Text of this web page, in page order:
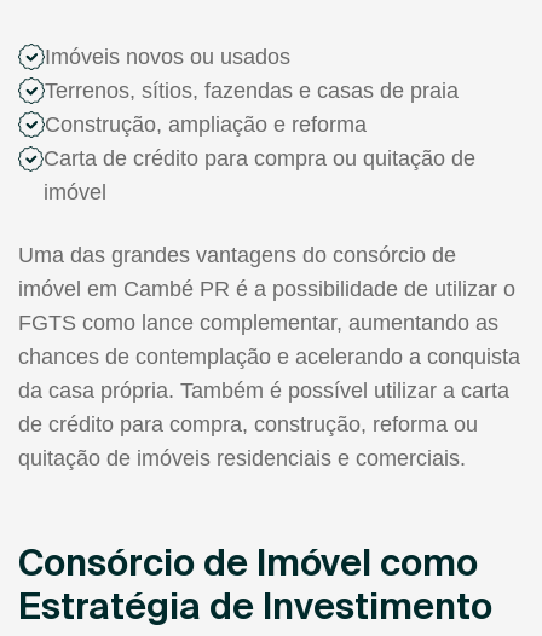
Imóveis novos ou usados
Terrenos, sítios, fazendas e casas de praia
Construção, ampliação e reforma
Carta de crédito para compra ou quitação de
imóvel
Uma das grandes vantagens do consórcio de
imóvel em Cambé PR é a possibilidade de utilizar o
FGTS como lance complementar, aumentando as
chances de contemplação e acelerando a conquista
da casa própria. Também é possível utilizar a carta
de crédito para compra, construção, reforma ou
quitação de imóveis residenciais e comerciais.
Consórcio de Imóvel como
Estratégia de Investimento